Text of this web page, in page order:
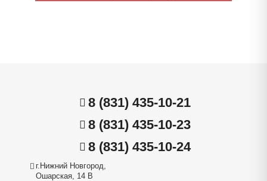
8 (831) 435-10-21
8 (831) 435-10-23
8 (831) 435-10-24
г.Нижний Новгород,
Ошарская, 14 В